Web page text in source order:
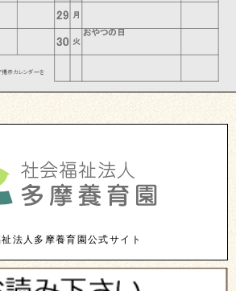
30 火
おやつの日
。
ロア掲示カレンダーを
。
29 月
法人多摩養育園公式サイト